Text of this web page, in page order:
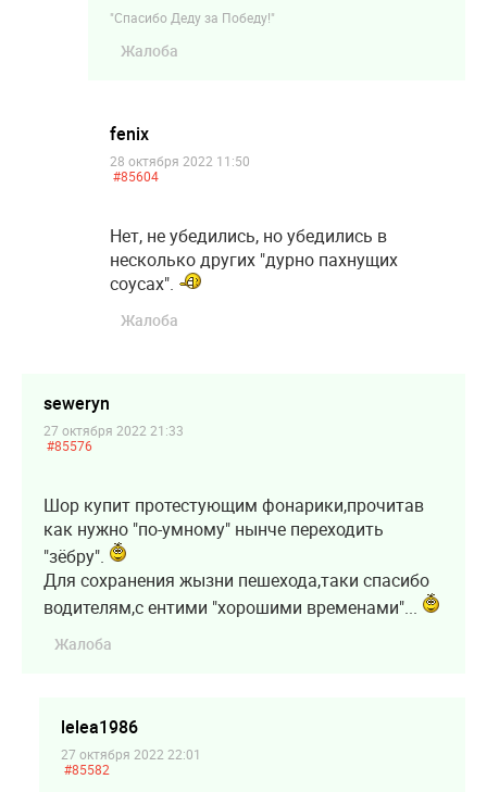
"Спасибо Деду за Победу!"
Жалоба
fenix
28 октября 2022 11:50
#85604
Нет, не убедились, но убедились в
несколько других "дурно пахнущих
соусах".
Жалоба
seweryn
27 октября 2022 21:33
#85576
Шор купит протестующим фонарики,прочитав
как нужно "по-умному" нынче переходить
"зёбру".
Для сохранения жызни пешехода,таки спасибо
водителям,с ентими "хорошими временами"...
Жалоба
lelea1986
27 октября 2022 22:01
#85582